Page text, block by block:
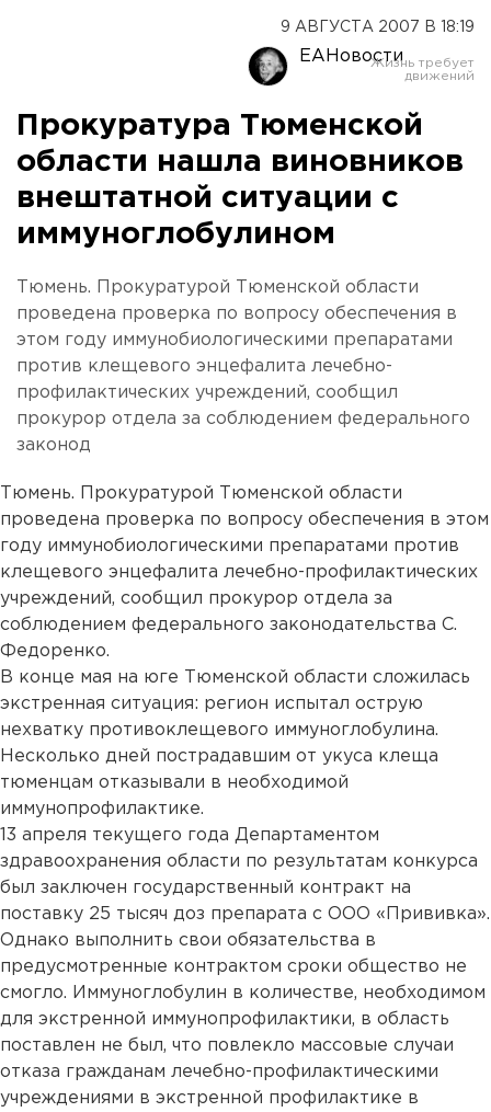
9 АВГУСТА 2007 В 18:19
ЕАНовости
Прокуратура Тюменской
области нашла виновников
внештатной ситуации с
иммуноглобулином
Тюмень. Прокуратурой Тюменской области
проведена проверка по вопросу обеспечения в
этом году иммунобиологическими препаратами
против клещевого энцефалита лечебно-
профилактических учреждений, сообщил
прокурор отдела за соблюдением федерального
законод
Тюмень. Прокуратурой Тюменской области
проведена проверка по вопросу обеспечения в этом
году иммунобиологическими препаратами против
клещевого энцефалита лечебно-профилактических
учреждений, сообщил прокурор отдела за
соблюдением федерального законодательства С.
Федоренко.
В конце мая на юге Тюменской области сложилась
экстренная ситуация: регион испытал острую
нехватку противоклещевого иммуноглобулина.
Несколько дней пострадавшим от укуса клеща
тюменцам отказывали в необходимой
иммунопрофилактике.
13 апреля текущего года Департаментом
здравоохранения области по результатам конкурса
был заключен государственный контракт на
поставку 25 тысяч доз препарата с ООО «Прививка».
Однако выполнить свои обязательства в
предусмотренные контрактом сроки общество не
смогло. Иммуноглобулин в количестве, необходимом
для экстренной иммунопрофилактики, в область
поставлен не был, что повлекло массовые случаи
отказа гражданам лечебно-профилактическими
учреждениями в экстренной профилактике в